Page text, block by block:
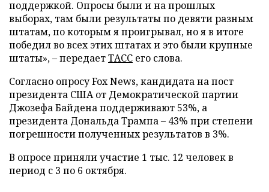
поддержкой. Опросы были и на прошлых
выборах, там были результаты по девяти разным
штатам, по которым я проигрывал, но я в итоге
победил во всех этих штатах и это были крупные
штаты», – передаетТАСС его слова.
Согласно опросу Fox News, кандидата на пост
президента США от Демократической партии
Джозефа Байдена поддерживают 53%, а
президента Дональда Трампа – 43% при степени
погрешности полученных результатов в 3%.
В опросе приняли участие 1 тыс. 12 человек в
период с 3 по 6 октября.